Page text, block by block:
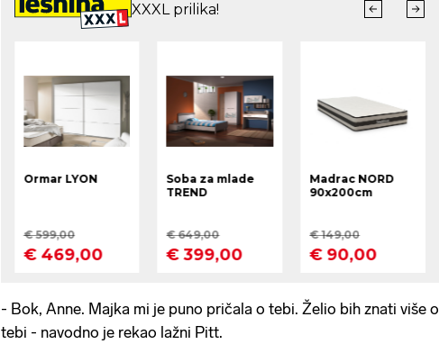
- Bok, Anne. Majka mi je puno pričala o tebi. Želio bih znati više o
tebi - navodno je rekao lažni Pitt.